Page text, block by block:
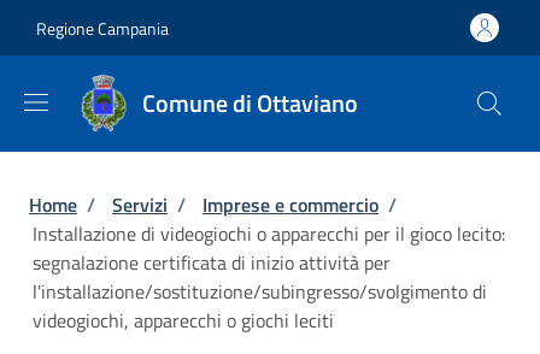
Regione Campania
Comune di Ottaviano
Briciole di pane
Home / Servizi / Imprese e commercio /
Installazione di videogiochi o apparecchi per il gioco lecito:
segnalazione certificata di inizio attività per
l'installazione/sostituzione/subingresso/svolgimento di
videogiochi, apparecchi o giochi leciti